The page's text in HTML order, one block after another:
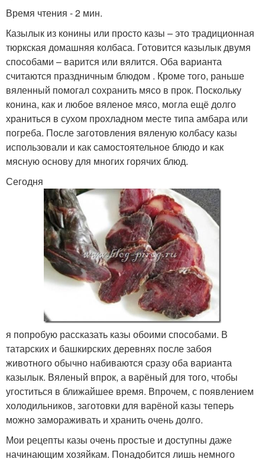
Время чтения - 2 мин.
Казылык из конины или просто казы – это традиционная
тюркская домашняя колбаса. Готовится казылык двумя
способами – варится или вялится. Оба варианта
считаются праздничным блюдом . Кроме того, раньше
вяленный помогал сохранить мясо в прок. Поскольку
конина, как и любое вяленое мясо, могла ещё долго
храниться в сухом прохладном месте типа амбара или
погреба. После заготовления вяленую колбасу казы
использовали и как самостоятельное блюдо и как
мясную основу для многих горячих блюд.
Сегодня
я попробую рассказать казы обоими способами. В
татарских и башкирских деревнях после забоя
животного обычно набиваются сразу оба варианта
казылык. Вяленый впрок, а варёный для того, чтобы
угоститься в ближайшее время. Впрочем, с появлением
холодильников, заготовки для варёной казы теперь
можно замораживать и хранить очень долго.
Мои рецепты казы очень простые и доступны даже
начинающим хозяйкам. Понадобится лишь немного